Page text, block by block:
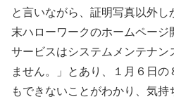
と言いながら、証明写真以外
末ハローワークのホームページ
サービスはシステムメンテナ
ません。」とあり、１月６日
もできないことがわかり、気持